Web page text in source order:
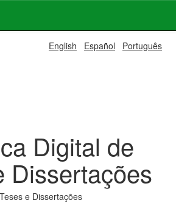
English Español Português
Digital de
Dissertações
e Dissertações